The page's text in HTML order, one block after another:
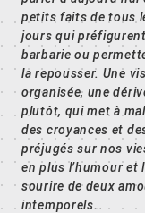
petits faits de tous
jours qui
barbarie ou
la repousser. Une
organisée, une
plutôt, qui met à
des croyances et
préjugés sur nos
en plus l’humour et
sourire de deux
intemporels…